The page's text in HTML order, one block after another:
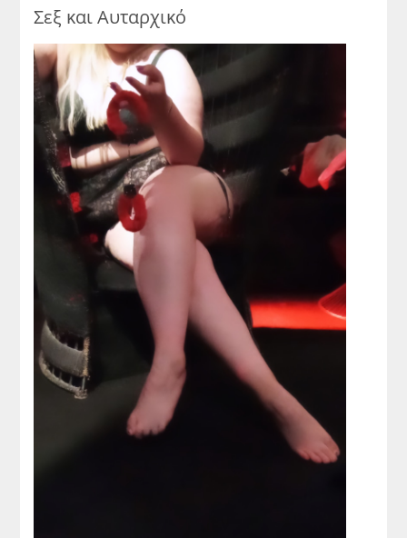
Σεξ και Αυταρχικό